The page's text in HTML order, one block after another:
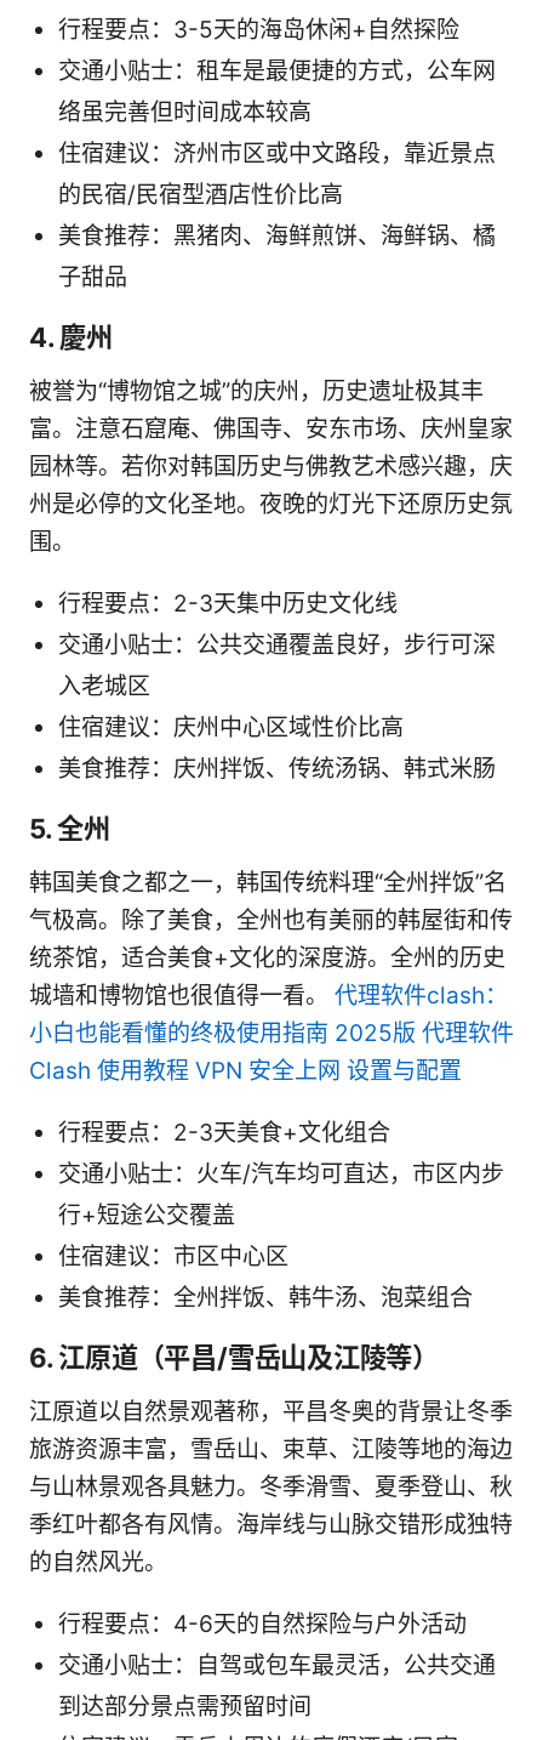
行程要点：3-5天的海岛休闲+自然探险
交通小贴士：租车是最便捷的方式，公车网
络虽完善但时间成本较高
住宿建议：济州市区或中文路段，靠近景点
的民宿/民宿型酒店性价比高
美食推荐：黑猪肉、海鲜煎饼、海鲜锅、橘
子甜品
4. 慶州
被誉为“博物馆之城”的庆州，历史遗址极其丰
富。注意石窟庵、佛国寺、安东市场、庆州皇家
园林等。若你对韩国历史与佛教艺术感兴趣，庆
州是必停的文化圣地。夜晚的灯光下还原历史氛
围。
行程要点：2-3天集中历史文化线
交通小贴士：公共交通覆盖良好，步行可深
入老城区
住宿建议：庆州中心区域性价比高
美食推荐：庆州拌饭、传统汤锅、韩式米肠
5. 全州
韩国美食之都之一，韩国传统料理“全州拌饭”名
气极高。除了美食，全州也有美丽的韩屋街和传
统茶馆，适合美食+文化的深度游。全州的历史
城墙和博物馆也很值得一看。 代理软件clash：
小白也能看懂的终极使用指南 2025版 代理软件
Clash 使用教程 VPN 安全上网 设置与配置
行程要点：2-3天美食+文化组合
交通小贴士：火车/汽车均可直达，市区内步
行+短途公交覆盖
住宿建议：市区中心区
美食推荐：全州拌饭、韩牛汤、泡菜组合
6. 江原道（平昌/雪岳山及江陵等）
江原道以自然景观著称，平昌冬奥的背景让冬季
旅游资源丰富，雪岳山、束草、江陵等地的海边
与山林景观各具魅力。冬季滑雪、夏季登山、秋
季红叶都各有风情。海岸线与山脉交错形成独特
的自然风光。
行程要点：4-6天的自然探险与户外活动
交通小贴士：自驾或包车最灵活，公共交通
到达部分景点需预留时间